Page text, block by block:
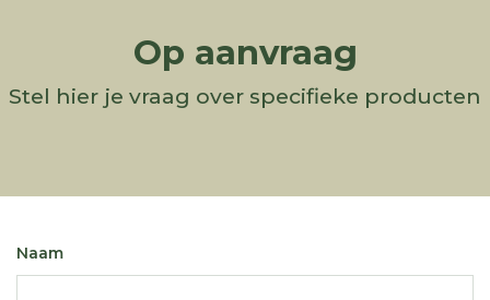
Op aanvraag
Stel hier je vraag over specifieke producten
Naam